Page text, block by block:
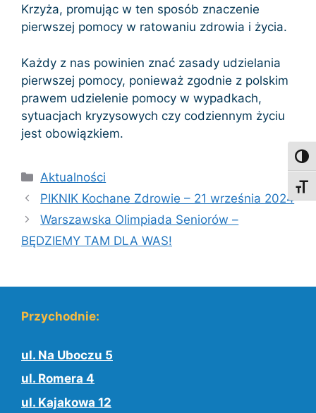
Krzyża, promując w ten sposób znaczenie
pierwszej pomocy w ratowaniu zdrowia i życia.
Każdy z nas powinien znać zasady udzielania
pierwszej pomocy, ponieważ zgodnie z polskim
prawem udzielenie pomocy w wypadkach,
sytuacjach kryzysowych czy codziennym życiu
jest obowiązkiem.
Kategorie
Aktualności
PIKNIK Kochane Zdrowie – 21 września 2024
Warszawska Olimpiada Seniorów –
BĘDZIEMY TAM DLA WAS!
Przychodnie:
ul. Na Uboczu 5
ul. Romera 4
ul. Kajakowa 12